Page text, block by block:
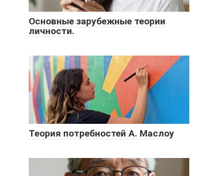
Основные зарубежные теории
личности.
Теория потребностей А. Маслоу